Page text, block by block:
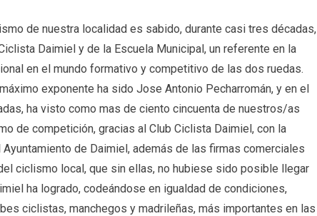
de nuestra localidad es sabido, durante casi tres décadas,
Daimiel y de la Escuela Municipal, un referente en la
en el mundo formativo y competitivo de las dos ruedas.
exponente ha sido Jose Antonio Pecharromán, y en el
ha visto como mas de ciento cincuenta de nuestros/as
de competición, gracias al Club Ciclista Daimiel, con la
de Daimiel, además de las firmas comerciales
ciclismo local, que sin ellas, no hubiese sido posible llegar
ha logrado, codeándose en igualdad de condiciones,
ciclistas, manchegos y madrileñas, más importantes en las